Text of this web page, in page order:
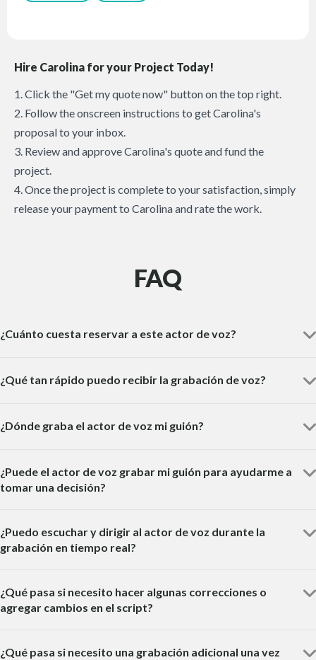
Hire Carolina for your Project Today!
1. Click the "Get my quote now" button on the top right.
2. Follow the onscreen instructions to get Carolina's
proposal to your inbox.
3. Review and approve Carolina's quote and fund the
project.
4. Once the project is complete to your satisfaction, simply
release your payment to Carolina and rate the work.
FAQ
¿Cuánto cuesta reservar a este actor de voz?
¿Qué tan rápido puedo recibir la grabación de voz?
¿Dónde graba el actor de voz mi guión?
¿Puede el actor de voz grabar mi guión para ayudarme a
tomar una decisión?
¿Puedo escuchar y dirigir al actor de voz durante la
grabación en tiempo real?
¿Qué pasa si necesito hacer algunas correcciones o
agregar cambios en el script?
¿Qué pasa si necesito una grabación adicional una vez